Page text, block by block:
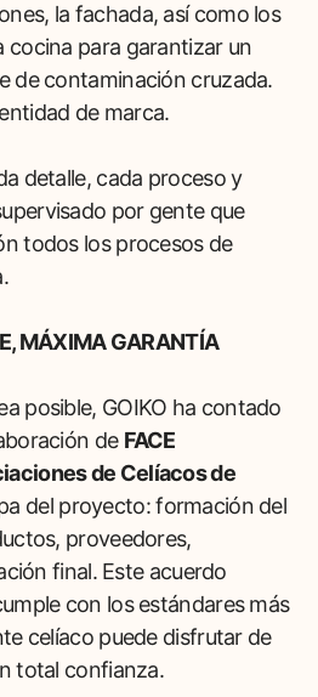
la fachada, así como los
cocina para garantizar un
de contaminación cruzada.
de marca.
detalle, cada proceso y
por gente que
todos los procesos de
MÁXIMA GARANTÍA
posible, GOIKO ha contado
de FACE
de Celíacos de
del proyecto: formación del
proveedores,
final. Este acuerdo
con los estándares más
celíaco puede disfrutar de
total confianza.